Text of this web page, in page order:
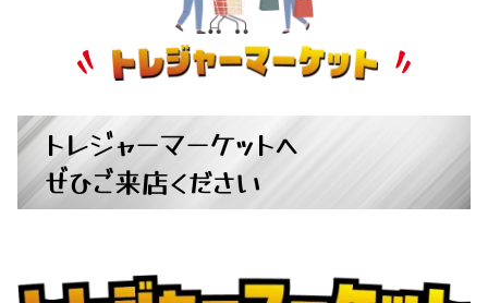
トレジャーマーケットへ
ぜひご来店ください